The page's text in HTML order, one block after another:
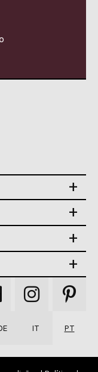
Qooqer
Instagram
Qooqer
IT PT